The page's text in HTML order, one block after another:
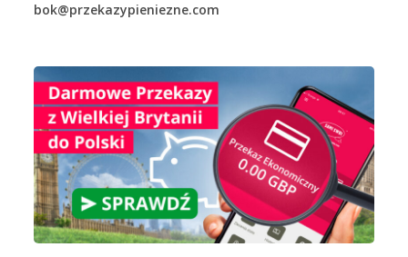
bok@przekazypieniezne.com